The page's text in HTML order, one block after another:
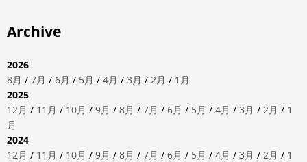
Archive
2026
8月 / 7月 / 6月 / 5月 / 4月 / 3月 / 2月 / 1月
2025
12月 / 11月 / 10月 / 9月 / 8月 / 7月 / 6月 / 5月 / 4月 / 3月 / 2月 / 1
月
2024
12月 / 11月 / 10月 / 9月 / 8月 / 7月 / 6月 / 5月 / 4月 / 3月 / 2月 / 1